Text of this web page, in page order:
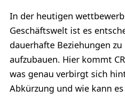
In der heutigen
Geschäftswelt ist es
dauerhafte Beziehungen zu
aufzubauen. Hier kommt
was genau verbirgt sich
Abkürzung und wie kann